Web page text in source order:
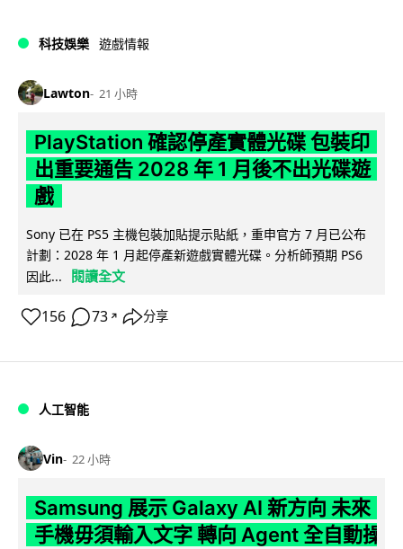
科技娛樂 遊戲情報
Lawton 21 小時
PlayStation 確認停產實體光碟 包裝印
出重要通告 2028 年 1 月後不出光碟遊
戲
Sony 已在 PS5 主機包裝加貼提示貼紙，重申官方 7 月已公布
計劃：2028 年 1 月起停產新遊戲實體光碟。分析師預期 PS6
因此...
閱讀全文
156 73 ↗ 分享
人工智能
Vin 22 小時
Samsung 展示 Galaxy AI 新方向 未來
手機毋須輸入文字 轉向 Agent 全自動操